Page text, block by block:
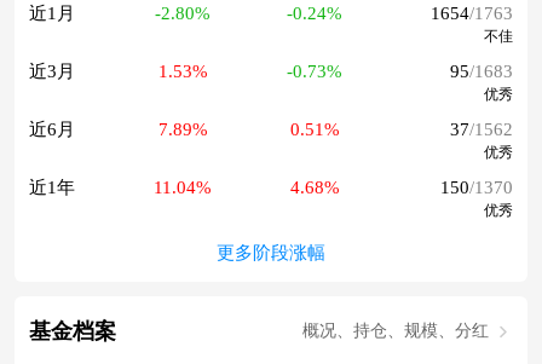
近1月 -2.80% -0.24% 1654/1763
不佳
近3月 1.53% -0.73% 95/1683
优秀
近6月 7.89% 0.51% 37/1562
优秀
近1年 11.04% 4.68% 150/1370
优秀
更多阶段涨幅
基金档案 概况、持仓、规模、分红